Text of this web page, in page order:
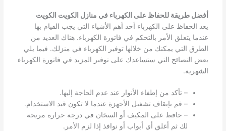
أفضل طريقة للحفاظ على الكهرباء في منازل الكويت الكويت
يعد الحفاظ على الكهرباء أحد أهم الأشياء التي يجب القيام بها
عندما يتعلق الأمر بالتحكم في فاتورة الكهرباء. هناك العديد من
الطرق التي يمكنك من خلالها توفير الكهرباء في منزلك. فيما يلي
بعض النصائح التي ستساعدك على توفير المزيد في فاتورة الكهرباء
الشهرية.
– تأكد من إطفاء الأنوار عند عدم الحاجة إليها.
– قم بإيقاف تشغيل الأجهزة عندما لا تكون قيد الاستخدام.
– حافظ على المكيف أو السخان في درجة حرارة مريحة
لك ثم أغلق أي أبواب أو نوافذ إذا لزم الأمر.